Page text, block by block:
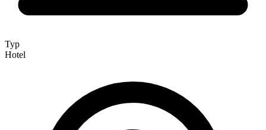
Typ
Hotel